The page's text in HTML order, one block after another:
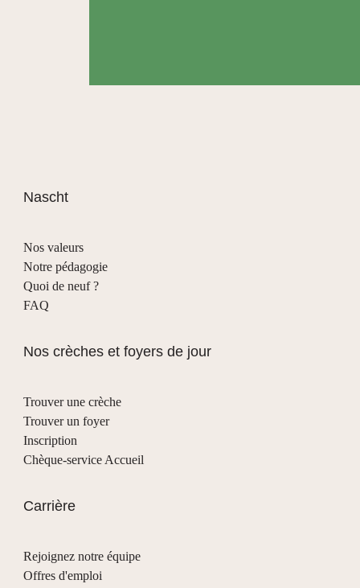
Nascht
Nos valeurs
Notre pédagogie
Quoi de neuf ?
FAQ
Nos crèches et foyers de jour
Trouver une crèche
Trouver un foyer
Inscription
Chèque-service Accueil
Carrière
Rejoignez notre équipe
Offres d'emploi